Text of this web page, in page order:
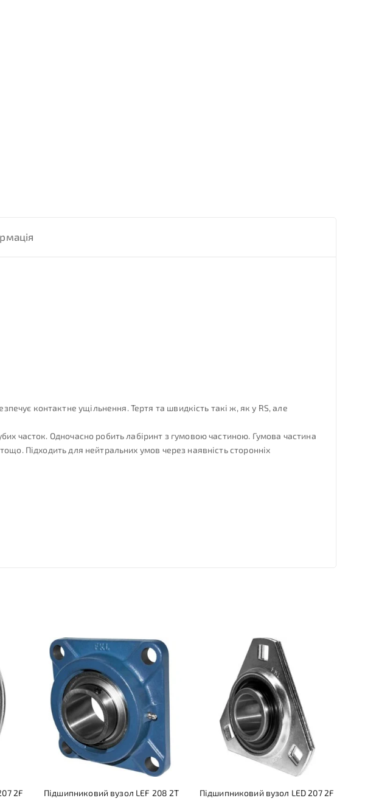
контактне ущільнення. Тертя та швидкість такі ж, як у RS, але
часток. Одночасно робить лабіринт з гумовою частиною. Гумова частина
Підходить для нейтральних умов через наявність сторонніх
2F Підшипниковий вузол LEF 208 2T Підшипниковий вузол LED 207 2F